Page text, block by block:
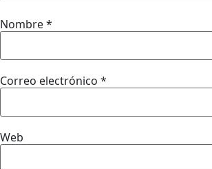
Nombre*
Correo electrónico *
Web